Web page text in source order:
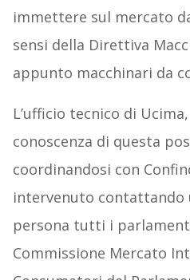
immettere sul mercato
sensi della Direttiva
appunto macchinari da
L’ufficio tecnico di
conoscenza di questa
coordinandosi con
intervenuto contattando
persona tutti i
Commissione Mercato